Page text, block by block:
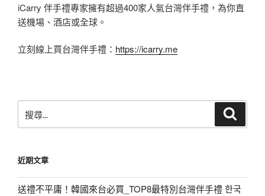
iCarry 伴手禮專家擁有超過400家人氣台灣伴手禮，為你直
送機場、酒店或全球。
立刻線上買台灣伴手禮： https://icarry.me
尋
字:
近期文章
送禮不平庸！韓國來台必買_TOP8最特別台灣伴手禮 한국